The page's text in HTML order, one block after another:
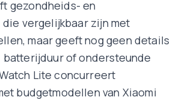
gezondheids- en
vergelijkbaar zijn met
maar geeft nog geen details
batterijduur of ondersteunde
Lite concurreert
budgetmodellen van Xiaomi